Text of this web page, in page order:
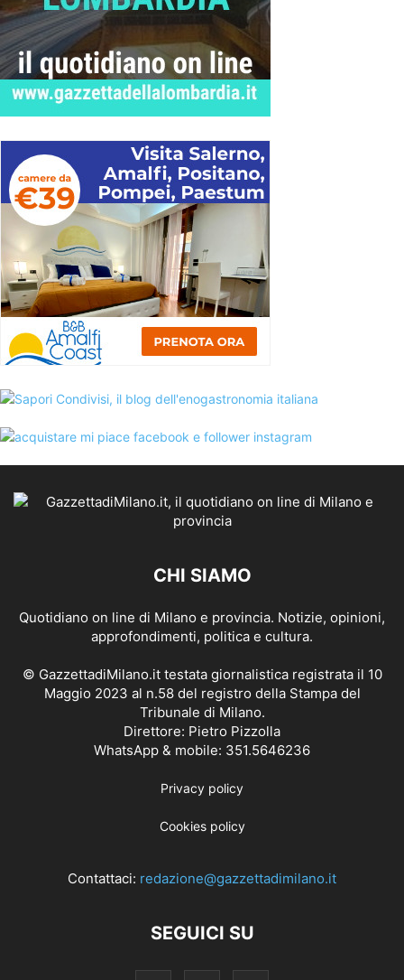
CHI SIAMO
Quotidiano on line di Milano e provincia. Notizie, opinioni,
approfondimenti, politica e cultura.
© GazzettadiMilano.it testata giornalistica registrata il 10
Maggio 2023 al n.58 del registro della Stampa del
Tribunale di Milano.
Direttore: Pietro Pizzolla
WhatsApp & mobile: 351.5646236
Privacy policy
Cookies policy
Contattaci: redazione@gazzettadimilano.it
SEGUICI SU